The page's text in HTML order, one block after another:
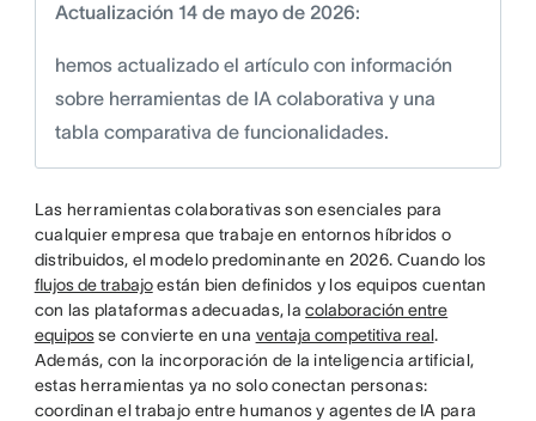
Actualización 14 de mayo de 2026:
hemos actualizado el artículo con información
sobre herramientas de IA colaborativa y una
tabla comparativa de funcionalidades.
Las herramientas colaborativas son esenciales para
cualquier empresa que trabaje en entornos híbridos o
distribuidos, el modelo predominante en 2026. Cuando los
flujos de trabajoestán bien definidos y los equipos cuentan
con las plataformas adecuadas, lacolaboración entre
equiposse convierte en una ventaja competitiva real.
Además, con la incorporación de la inteligencia artificial,
estas herramientas ya no solo conectan personas:
coordinan el trabajo entre humanos y agentes de IA para